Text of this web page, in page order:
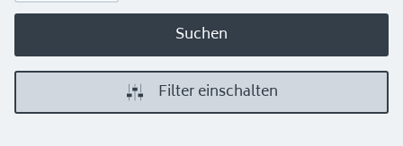
Suchen
Filter einschalten